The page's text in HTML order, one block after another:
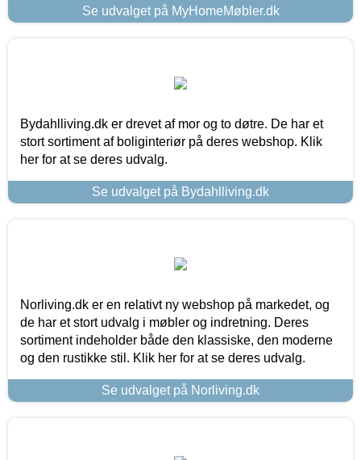
Se udvalget på MyHomeMøbler.dk
Bydahlliving.dk er drevet af mor og to døtre. De har et
stort sortiment af boliginteriør på deres webshop. Klik
her for at se deres udvalg.
Se udvalget på Bydahlliving.dk
Norliving.dk er en relativt ny webshop på markedet, og
de har et stort udvalg i møbler og indretning. Deres
sortiment indeholder både den klassiske, den moderne
og den rustikke stil. Klik her for at se deres udvalg.
Se udvalget på Norliving.dk